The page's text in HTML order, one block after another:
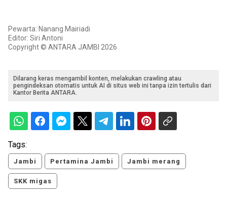
Pewarta: Nanang Mairiadi
Editor: Siri Antoni
Copyright © ANTARA JAMBI 2026
Dilarang keras mengambil konten, melakukan crawling atau
pengindeksan otomatis untuk AI di situs web ini tanpa izin tertulis dari
Kantor Berita ANTARA.
Tags:
Jambi Pertamina Jambi Jambi merang
SKK migas